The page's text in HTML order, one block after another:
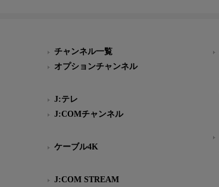
チャンネル一覧
オプションチャンネル
J:テレ
J:COMチャンネル
ケーブル4K
J:COM STREAM